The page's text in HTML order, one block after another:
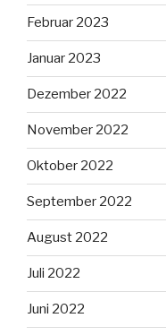
Februar 2023
Januar 2023
Dezember 2022
November 2022
Oktober 2022
September 2022
August 2022
Juli 2022
Juni 2022